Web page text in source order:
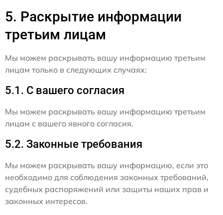
5. Раскрытие информации
третьим лицам
Мы можем раскрывать вашу информацию третьим
лицам только в следующих случаях:
5.1. С вашего согласия
Мы можем раскрывать вашу информацию третьим
лицам с вашего явного согласия.
5.2. Законные требования
Мы можем раскрывать вашу информацию, если это
необходимо для соблюдения законных требований,
судебных распоряжений или защиты наших прав и
законных интересов.